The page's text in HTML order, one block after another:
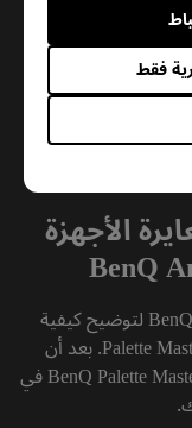
فقط الأساسية والنقطة البيضاء والسطوع وغاما والنقطة السوداء
الأجهزة